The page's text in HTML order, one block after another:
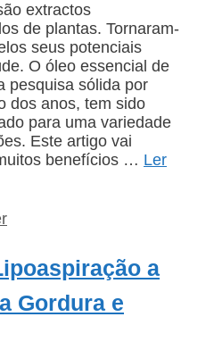
extractos
de plantas. Tornaram-
seus potenciais
O óleo essencial de
pesquisa sólida por
dos anos, tem sido
para uma variedade
Este artigo vai
benefícios … Ler
a
Gordura e